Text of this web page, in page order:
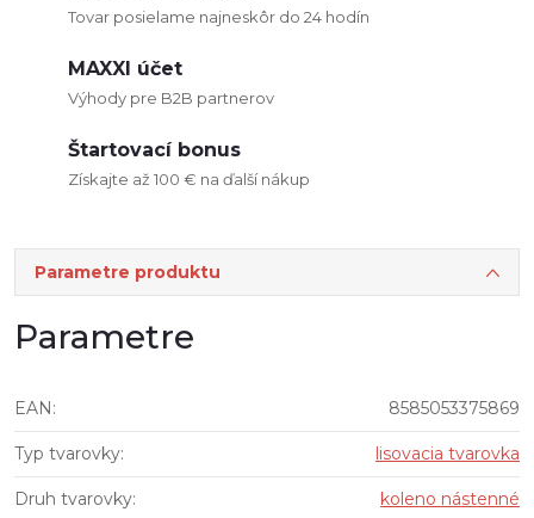
Tovar posielame najneskôr do 24 hodín
MAXXI účet
Výhody pre B2B partnerov
Štartovací bonus
Získajte až 100 € na ďalší nákup
Parametre produktu
Parametre
EAN: 8585053375869
Typ tvarovky: lisovacia tvarovka
Druh tvarovky: koleno nástenné